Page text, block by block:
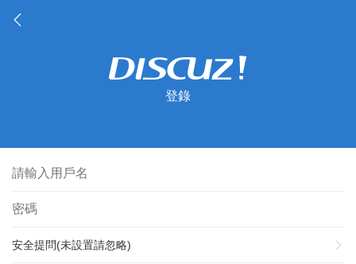
登錄
安全提問(未設置請忽略)